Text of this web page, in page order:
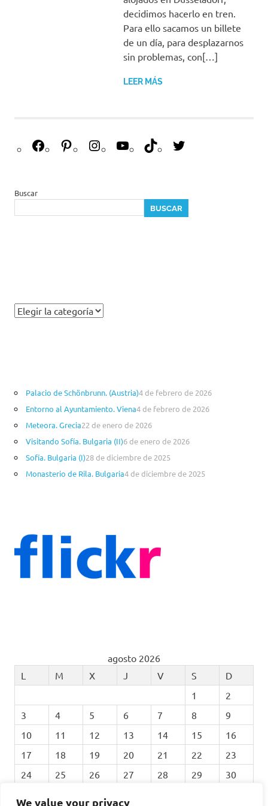
We value your privacy
decidimos hacerlo en tren.
Para ello sacamos un billete
de un día, para desplazarnos
sin problemas, con[…]
LEER MÁS
F
b
o
P
e
r
I
a
g
Y
u
b
T
o
k
t
e
Buscar
BUSCAR
C
r
í
a
s
Palacio de Schönbrunn. (Austria)4 de febrero de 2026
Entorno al Ayuntamiento. Viena4 de febrero de 2026
Meteora. Grecia22 de enero de 2026
Visitando Sofía. Bulgaria (II)6 de enero de 2026
Sofía. Bulgaria (I)28 de diciembre de 2025
Monasterio de Rila. Bulgaria4 de diciembre de 2025
agosto 2026
L
M X J V S
D
1
2
3
4 5 6 7 8
9
10
11 12 13 14 15
16
17
18 19 20 21 22
23
24
25 26 27 28 29
30